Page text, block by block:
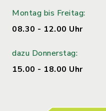
Montag bis Freitag:
08.30 - 12.00 Uhr
dazu Donnerstag:
15.00 - 18.00 Uhr